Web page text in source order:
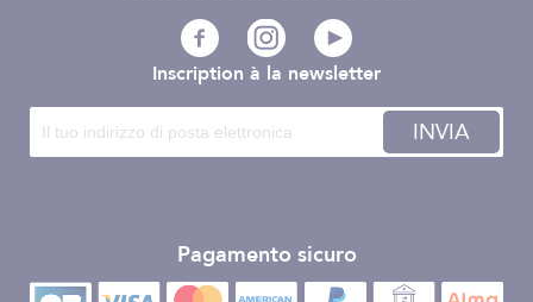
Inscription à la newsletter
INVIA
Pagamento sicuro